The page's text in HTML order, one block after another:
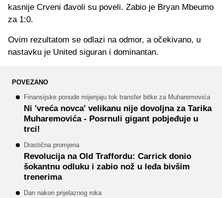
kasnije Crveni đavoli su poveli. Zabio je Bryan Mbeumo
za 1:0.
Ovim rezultatom se odlazi na odmor, a očekivano, u
nastavku je United siguran i dominantan.
POVEZANO
Finansijske ponude mijenjaju tok transfer bitke za Muharemovića
Ni 'vreća novca' velikanu nije dovoljna za Tarika
Muharemovića - Posrnuli gigant pobjeđuje u
trci!
Drastična promjena
Revolucija na Old Traffordu: Carrick donio
šokantnu odluku i zabio nož u leđa bivšim
trenerima
Dan nakon prijelaznog roka